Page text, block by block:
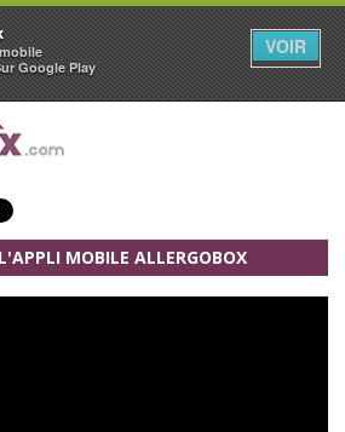
Google Play
VOIR
MOBILE ALLERGOBOX